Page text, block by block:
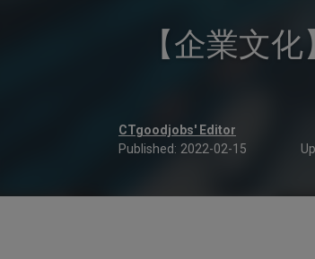
【企業文
CTgoodjobs' Editor
Published: 2022-02-15